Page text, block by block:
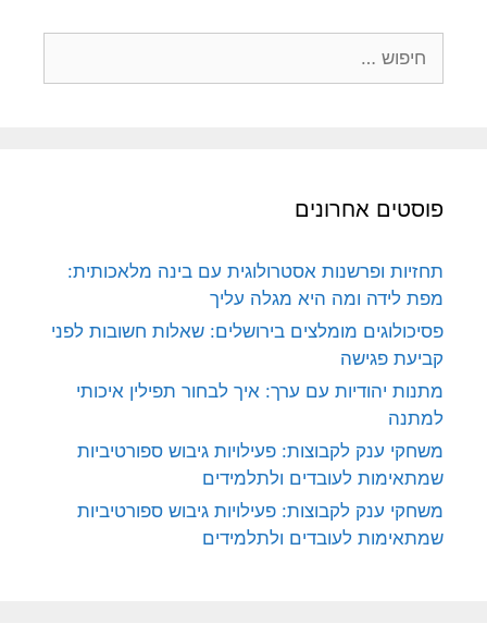
פוסטים אחרונים
תחזיות ופרשנות אסטרולוגית עם בינה מלאכותית:
מפת לידה ומה היא מגלה עליך
פסיכולוגים מומלצים בירושלים: שאלות חשובות לפני
קביעת פגישה
מתנות יהודיות עם ערך: איך לבחור תפילין איכותי
למתנה
משחקי ענק לקבוצות: פעילויות גיבוש ספורטיביות
שמתאימות לעובדים ולתלמידים
משחקי ענק לקבוצות: פעילויות גיבוש ספורטיביות
שמתאימות לעובדים ולתלמידים